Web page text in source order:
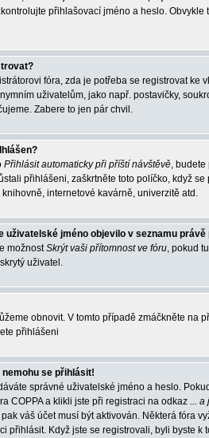
přihlašovací jméno a heslo.
fóra, zda je potřeba se registrovat
uživatelům, jako např. postavičky,
Zabere to jen pár chvil.
Přihlásit automaticky při příští návštěvě, budete
přihlášeni, zaškrtněte toto políčko, když
internetové kavárně, univerzitě atd.
uživatelské jméno objevilo v seznamu
možnostSkrýt vaši přítomnost ve fóru, pokud
uživatel.
obnovit. V tomto případě zmáčkněte na
přihlášeni
se přihlásit!
správné uživatelské jméno a heslo.
COPPA a klikli jste při registraci na odkaz ... a
váš účet musí být aktivován. Některá fóra
přihlásit. Když jste se registrovali, byli byste